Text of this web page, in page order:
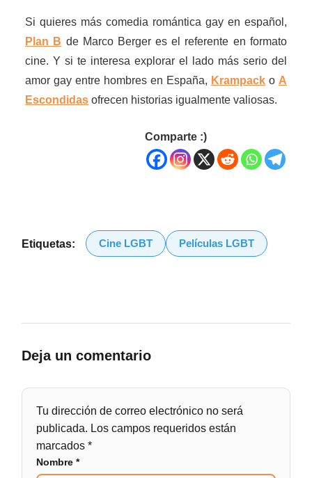
Si quieres más comedia romántica gay en español,
Plan B de Marco Berger es el referente en formato
cine. Y si te interesa explorar el lado más serio del
amor gay entre hombres en España, Krampacko A
Escondidas ofrecen historias igualmente valiosas.
Comparte :)
Etiquetas: Cine LGBT Películas LGBT
Deja un comentario
Tu dirección de correo electrónico no será
publicada. Los campos requeridos están
marcados*
Nombre*